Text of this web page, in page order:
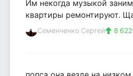
Им некогда музыкой
квартиры ремонтируют.
Семенченко Сергей 8 622